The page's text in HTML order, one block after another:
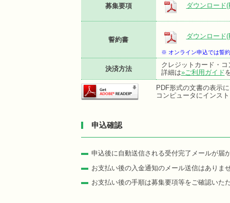
募集要項 ダウンロード
誓約書 ダウンロード
※ オンライン申込では誓
決済方法
クレジットカード・
詳細は»ご利用ガイド
PDF形式の文書の表示
コンピュータにインス
申込確認
申込後に自動送信される受付完了メールが届
お支払い後の入金通知のメール送信はありま
お支払い後の手順は募集要項等をご確認いた